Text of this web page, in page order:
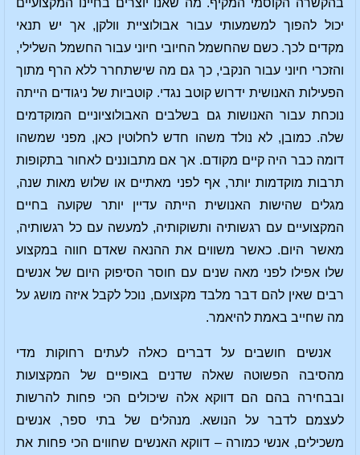
יכול להפוך למשמעותי עבור אבולוציית וולקן, אך יש תנאי
מקדים לכך. כשם שהחשמל החיובי חיוני עבור החשמל השלילי,
והזכרי חיוני עבור הנקבי, כך גם מה שישתחרר ללא הרף מתוך
הפעילות האנושית ידרוש קוטב נגדי. קוטביות של ניגודים הייתה
נוכחת עבור האנושות גם בשלבים האבולוציוניים המוקדמים
שלה. כמובן, לא נולד משהו חדש לחלוטין כאן, מפני שמשהו
דומה כבר היה קיים מקודם. אך אם מתבוננים לאחור בתקופות
תרבות מוקדמות יותר, אף לפני מאתיים או שלוש מאות שנה,
מגלים שהישות האנושית הייתה עדיין יותר שקועה בחיים
המקצועיים עם רגשותיה ותשוקותיה, למעשה עם כל רגשותיה,
מאשר היום. כאשר משווים את ההנאה שאדם חווה במקצוע
שלו אפילו לפני מאה שנים עם חוסר הסיפוק היום של אנשים
רבים שאין להם דבר מלבד מקצועם, נוכל לקבל איזה מושג על
מה שחייב באמת להיאמר.
אנשים חושבים על דברים כאלה לעתים רחוקות מדי
מהסיבה הפשוטה שאלה שדנים באופיים של המקצועות
ובבחירה בהם הם דווקא אלה שיכולים הכי פחות להרשות
לעצמם לדבר על הנושא. מנהלים של בתי ספר, אנשים
משכילים, אנשי כמורה – דווקא האנשים שחווים הכי פחות את